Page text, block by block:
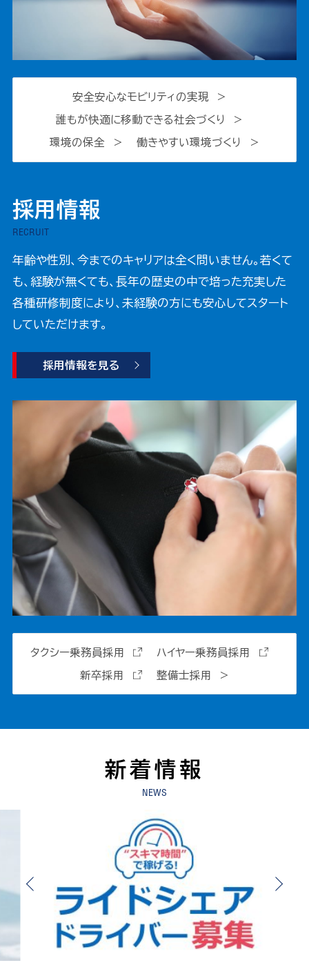
安全安心なモビリティの実現
誰もが快適に移動できる社会づくり
環境の保全 働きやすい環境づくり
採用情報
RECRUIT
年齢や性別、今までのキャリアは全く問いません。若くて
も、経験が無くても、長年の歴史の中で培った充実した
各種研修制度により、未経験の方にも安心してスタート
していただけます。
採用情報を見る
タクシー乗務員採用 ハイヤー乗務員採用
新卒採用 整備士採用
新着情報
NEWS
Previous Next